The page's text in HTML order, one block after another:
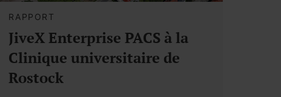
RAPPORT
JiveX Enterprise PACS à la
Clinique universitaire de
Rostock